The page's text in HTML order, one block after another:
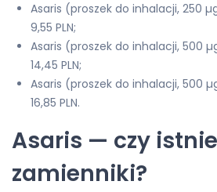
Asaris (proszek do inhalacji, 250
9,55 PLN;
Asaris (proszek do inhalacji, 500
14,45 PLN;
Asaris (proszek do inhalacji, 500
16,85 PLN.
Asaris — czy
zamienniki?